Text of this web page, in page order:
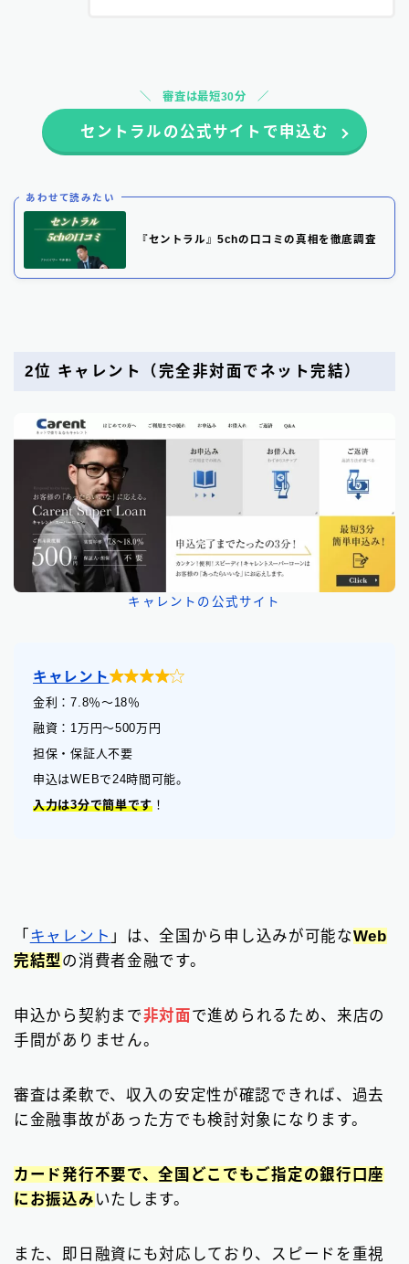
審査は最短30分
セントラルの公式サイトで申込む
あわせて読みたい
『セントラル』5chの口コミの真相を徹底調査
2位 キャレント （完全非対面でネット完結）
キャレントの公式サイト
キャレント
金利：7.8％〜18％
融資：1万円〜500万円
担保・保証人不要
申込はWEBで24時間可能。
入力は3分で簡単です ！
「 キャレント 」は、全国から申し込みが可能なWeb
完結型 の消費者金融です。
申込から契約まで非対面で進められるため、来店の
手間がありません。
審査は柔軟で、収入の安定性が確認できれば、過去
に金融事故があった方でも検討対象になります。
カード発行不要で、全国どこでもご指定の銀行口座
にお振込み いたします。
また、即日融資にも対応しており、スピードを重視